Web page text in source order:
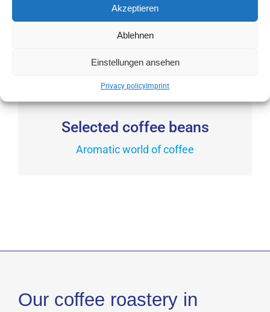
Akzeptieren
Ablehnen
Einstellungen ansehen
Privacy policy Imprint
in our own coffee roastery
Highest quality
Discover the difference
Selected coffee beans
Aromatic world of coffee
Our coffee roastery in